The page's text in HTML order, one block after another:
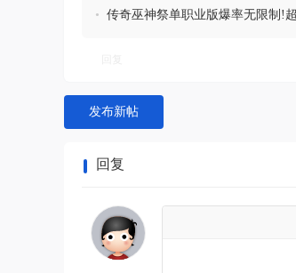
• 传奇巫神祭单职业版爆率无限制!
发布新帖
回复